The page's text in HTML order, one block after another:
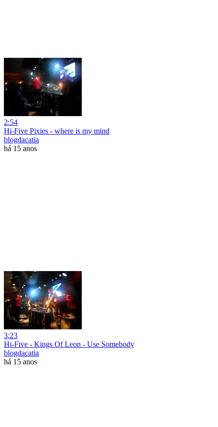
2:54
Hi-Five Pixies - where is my mind
blogdacatia
há 15 anos
3:23
Hi-Five - Kings Of Leon - Use Somebody
blogdacatia
há 15 anos